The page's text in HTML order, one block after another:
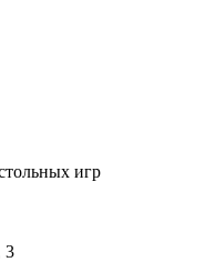
игр
3